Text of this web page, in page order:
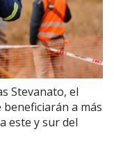
Stevanato, el
a más
este y sur del